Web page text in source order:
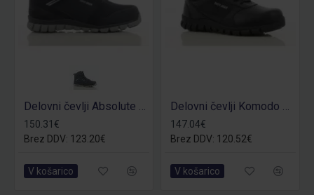
Delovni čevlji Absolute S1P -samo št. 41
150.31€
Brez DDV: 123.20€
V košarico
Delovni čevlji Komodo S3 - samo št. 43
147.04€
Brez DDV: 120.52€
V košarico